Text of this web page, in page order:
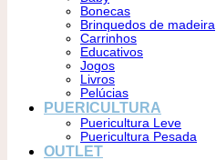
Bonecas
Brinquedos de madeira
Carrinhos
Educativos
Jogos
Livros
Pelúcias
PUERICULTURA
Puericultura Leve
Puericultura Pesada
OUTLET